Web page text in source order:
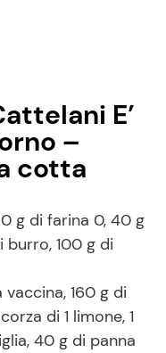
E’
–
cotta
g di farina 0, 40 g
burro, 100 g di
160 g di
di 1 limone, 1
40 g di panna